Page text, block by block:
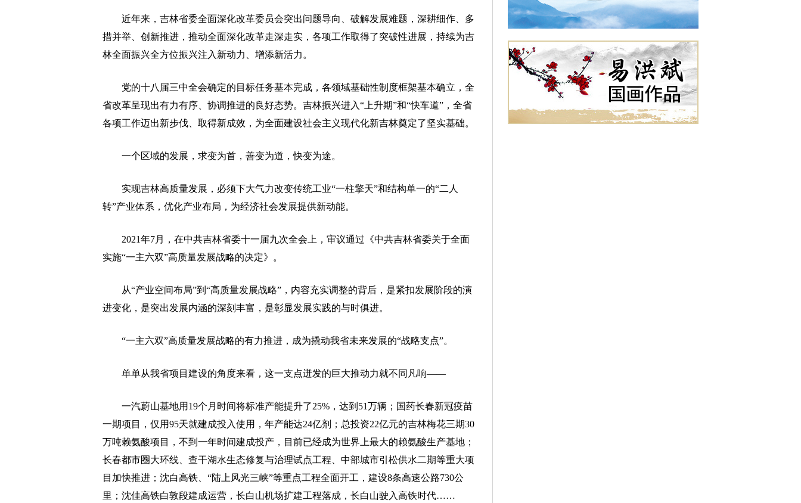
近年来，吉林省委全面深化改革委员会突出问题导向、破解发展难题，深耕细作、多
措并举、创新推进，推动全面深化改革走深走实，各项工作取得了突破性进展，持续为吉
林全面振兴全方位振兴注入新动力、增添新活力。
党的十八届三中全会确定的目标任务基本完成，各领域基础性制度框架基本确立，全
省改革呈现出有力有序、协调推进的良好态势。吉林振兴进入“上升期”和“快车道”，全省
各项工作迈出新步伐、取得新成效，为全面建设社会主义现代化新吉林奠定了坚实基础。
一个区域的发展，求变为首，善变为道，快变为途。
实现吉林高质量发展，必须下大气力改变传统工业“一柱擎天”和结构单一的“二人
转”产业体系，优化产业布局，为经济社会发展提供新动能。
2021年7月，在中共吉林省委十一届九次全会上，审议通过《中共吉林省委关于全面
实施“一主六双”高质量发展战略的决定》。
从“产业空间布局”到“高质量发展战略”，内容充实调整的背后，是紧扣发展阶段的演
进变化，是突出发展内涵的深刻丰富，是彰显发展实践的与时俱进。
“一主六双”高质量发展战略的有力推进，成为撬动我省未来发展的“战略支点”。
单单从我省项目建设的角度来看，这一支点迸发的巨大推动力就不同凡响——
一汽蔚山基地用19个月时间将标准产能提升了25%，达到51万辆；国药长春新冠疫苗
一期项目，仅用95天就建成投入使用，年产能达24亿剂；总投资22亿元的吉林梅花三期30
万吨赖氨酸项目，不到一年时间建成投产，目前已经成为世界上最大的赖氨酸生产基地；
长春都市圈大环线、查干湖水生态修复与治理试点工程、中部城市引松供水二期等重大项
目加快推进；沈白高铁、“陆上风光三峡”等重点工程全面开工，建设8条高速公路730公
里；沈佳高铁白敦段建成运营，长白山机场扩建工程落成，长白山驶入高铁时代……